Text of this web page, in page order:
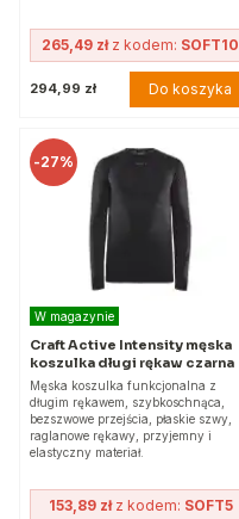
265,49 złz kodem: SOFT10
294,99 zł Do koszyka
-27%
W magazynie
Craft Active Intensity męska
koszulka długi rękaw czarna
Męska koszulka funkcjonalna z
długim rękawem, szybkoschnąca,
bezszwowe przejścia, płaskie szwy,
raglanowe rękawy, przyjemny i
elastyczny materiał.
153,89 złz kodem: SOFT5